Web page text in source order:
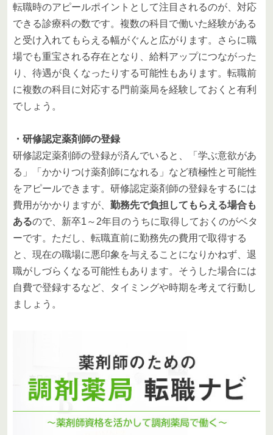
転職時のアピールポイントとして注目されるのが、対応
できる診療科の数です。複数の科目で働いた経験がある
と受け入れてもらえる幅がぐんと広がります。さらに職
場でも重宝される存在となり、給料アップにつながった
り、待遇が良くなったりする可能性もあります。転職前
に複数の科目に対応する門前薬局を経験しておくと有利
でしょう。
・研修認定薬剤師の登録
研修認定薬剤師の登録が済んでいると、「学ぶ意欲があ
る」「かかりつけ薬剤師になれる」など積極性と可能性
をアピールできます。研修認定薬剤師の登録をするには
費用がかかりますが、 勤務先で負担してもらえる場合も
あるので、新卒1～2年目のうちに取得しておくのがベタ
ーです。ただし、転職直前に勤務先の費用で取得する
と、現在の職場に悪印象を与えることになりかねず、退
職がしづらくなる可能性もあります。そうした場合には
自費で登録するなど、タイミングや時期を考えて行動し
ましょう。